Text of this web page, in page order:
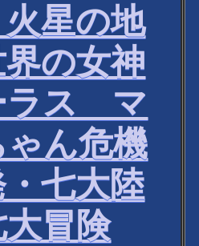
星の地
の女神
ラス マ
ゃん危機
七大陸
冒険